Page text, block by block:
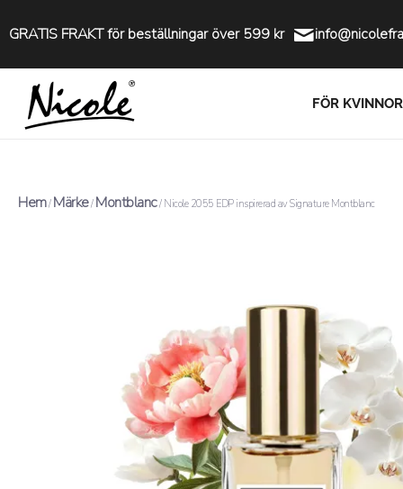
GRATIS FRAKT för beställningar över 599 kr
FÖR KVINNOR
Hem/ Märke/ Montblanc/ Nicole 2055 EDP inspirerad av Signature Montblanc